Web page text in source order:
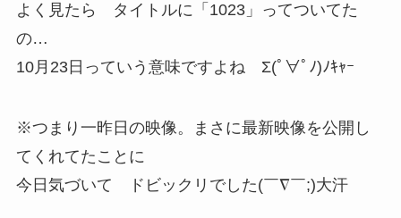
よく見たら タイトルに「1023」ってついてた
の…
10月23日っていう意味ですよね Σ(ﾟ∀ﾟﾉ)ﾉｷｬｰ
※つまり一昨日の映像。まさに最新映像を公開し
てくれてたことに
今日気づいて ドビックリでした(￣∇￣;)大汗